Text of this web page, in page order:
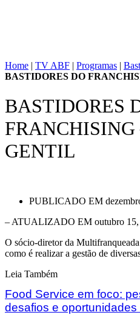
Home | TV ABF | Programas |
BASTIDORES DO
BASTIDORES
GENTIL
PUBLICADO EM
– ATUALIZADO EM outubro 15,
O sócio-diretor da
como é realizar a gestão de
Leia Também
Food Service em foco:
desafios e oportunidades